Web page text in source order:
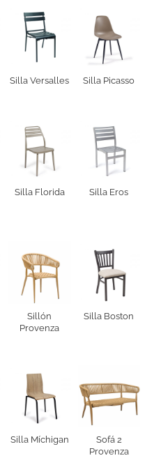
Silla Versalles Silla Picasso
Silla Florida Silla Eros
Sillón
Provenza
Silla Boston
Silla Míchigan
Sofá 2
Provenza